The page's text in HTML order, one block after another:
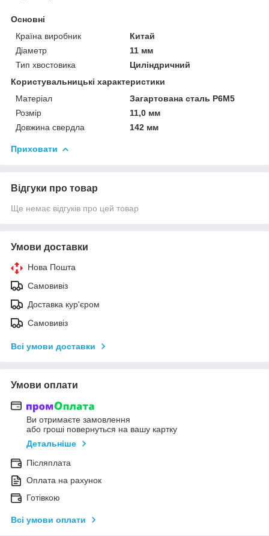
Основні
Країна виробник
Китай
Діаметр
11 мм
Тип хвостовика
Циліндричний
Користувальницькі характеристики
Матеріал
Загартована сталь Р6М5
Розмір
11,0 мм
Довжина свердла
142 мм
Приховати
Відгуки про товар
Ще немає відгуків про цей товар
Умови доставки
Нова Пошта
Самовивіз
Доставка кур'єром
Самовивіз
Всі умови доставки
Умови оплати
Ви отримаєте замовлення
або гроші повернуться на вашу картку
Детальніше
Післяплата
Оплата на рахунок
Готівкою
Всі умови оплати